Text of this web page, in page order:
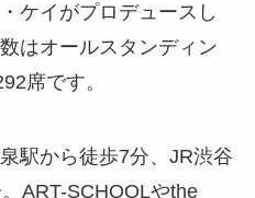
ケイがプロデュースし
はオールスタンディン
席です。
駅から徒歩7分、JR渋谷
ART-SCHOOLやthe